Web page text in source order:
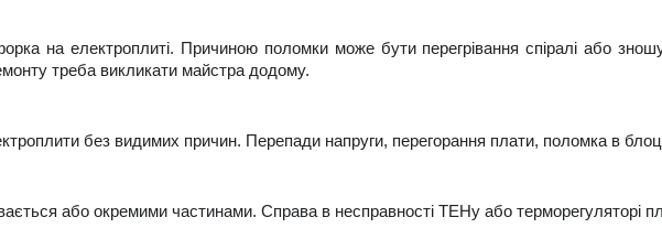
на електроплиті. Причиною поломки може бути перегрівання спіралі або
треба викликати майстра додому.
без видимих ​​причин. Перепади напруги, перегорання плати, поломка в
або окремими частинами. Справа в несправності ТЕНу або терморегуляторі